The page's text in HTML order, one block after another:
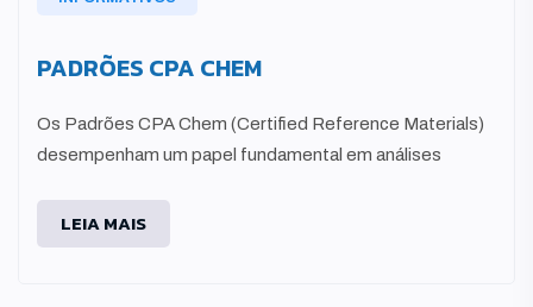
PADRÕES CPA CHEM
Os Padrões CPA Chem (Certified Reference Materials)
desempenham um papel fundamental em análises
LEIA MAIS